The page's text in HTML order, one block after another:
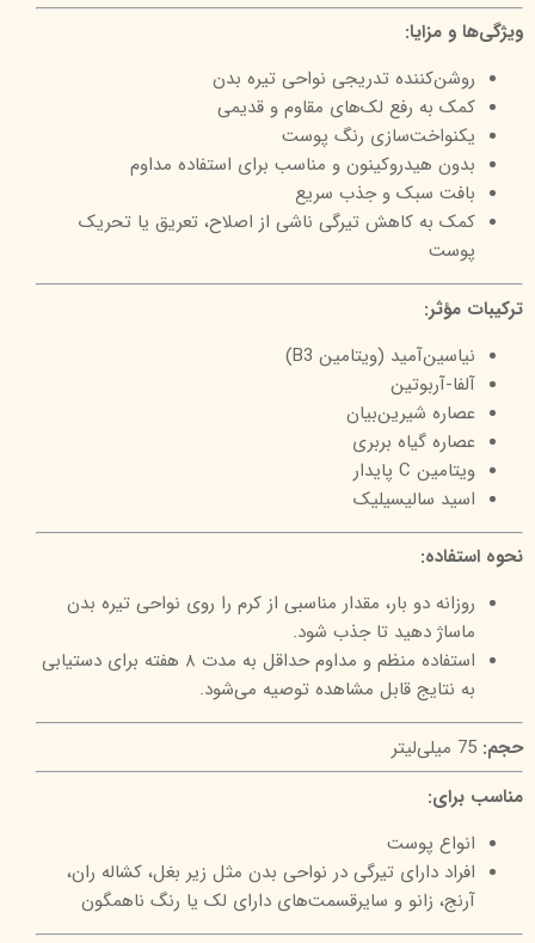
ویژگی‌ها و مزایا:
روشن‌کننده تدریجی نواحی تیره بدن
کمک به رفع لک‌های مقاوم و قدیمی
یکنواخت‌سازی رنگ پوست
بدون هیدروکینون و مناسب برای استفاده مداوم
بافت سبک و جذب سریع
کمک به کاهش تیرگی ناشی از اصلاح، تعریق یا تحریک
پوست
ترکیبات مؤثر:
نیاسین‌آمید (ویتامین B3)
آلفا-آربوتین
عصاره شیرین‌بیان
عصاره گیاه بربری
ویتامین C پایدار
اسید سالیسیلیک
نحوه استفاده:
روزانه دو بار، مقدار مناسبی از کرم را روی نواحی تیره بدن
ماساژ دهید تا جذب شود.
استفاده منظم و مداوم حداقل به مدت ۸ هفته برای دستیابی
به نتایج قابل مشاهده توصیه می‌شود.
حجم: 75 میلی‌لیتر
مناسب برای:
انواع پوست
افراد دارای تیرگی در نواحی بدن مثل زیر بغل، کشاله ران،
آرنج، زانو و سایرقسمت‌های دارای لک یا رنگ ناهمگون